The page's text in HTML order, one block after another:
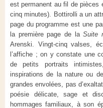
est permanent au fil de pièces
cinq minutes). Bottirolli a un
page du programme est une
la première page de laSuite
Arenski. Vingt-cinq valses,
l’affiche ; on y constate une
de petits portraits
inspirations de la nature ou
grandes envolées, pas
poésie délicate, sage et
hommages familiaux, à son